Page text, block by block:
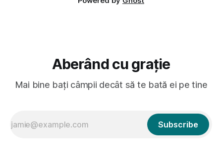
Aberând cu grație
Mai bine bați câmpii decât să te bată ei pe tine
Subscribe